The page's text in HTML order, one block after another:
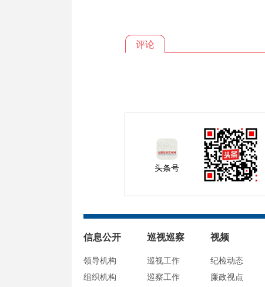
评论
头条号
信息公开
领导机构
组织机构
巡视巡察
巡视工作
巡察工作
视频
纪检动态
廉政视点